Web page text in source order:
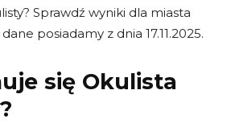
Sprawdź wyniki dla miasta
posiadamy z dnia 17.11.2025.
się Okulista